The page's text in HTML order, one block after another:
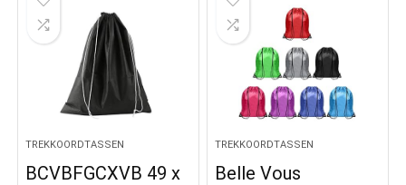
TREKKOORDTASSEN
BCVBFGCXVB 49 x
TREKKOORDTASSEN
Belle Vous